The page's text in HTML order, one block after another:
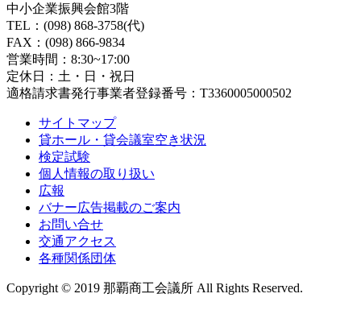
中小企業振興会館3階
TEL：(098) 868-3758(代)
FAX：(098) 866-9834
営業時間：8:30~17:00
定休日：土・日・祝日
適格請求書発行事業者登録番号：T3360005000502
サイトマップ
貸ホール・貸会議室空き状況
検定試験
個人情報の取り扱い
広報
バナー広告掲載のご案内
お問い合せ
交通アクセス
各種関係団体
Copyright © 2019 那覇商工会議所 All Rights Reserved.